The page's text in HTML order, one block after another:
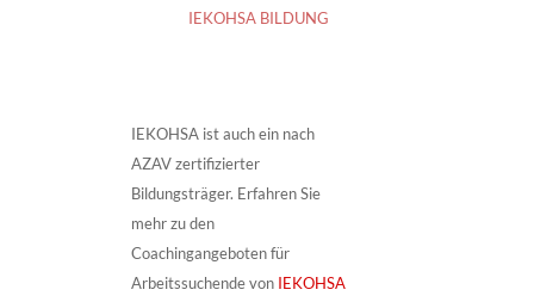
IEKOHSA BILDUNG
IEKOHSA ist auch ein nach
AZAV zertifizierter
Bildungsträger. Erfahren Sie
mehr zu den
Coachingangeboten für
Arbeitssuchende von IEKOHSA